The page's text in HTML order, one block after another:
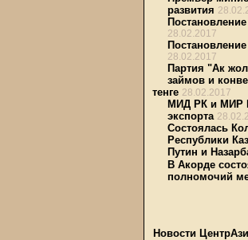
развития
28.02.2017
28.02.2017
Партия "Ак
займов и
тенге 28.02.2017
МИД РК и МИР
экспорта
Состоялась
Республики
Путин и
В Акорде
полномочий
Новости